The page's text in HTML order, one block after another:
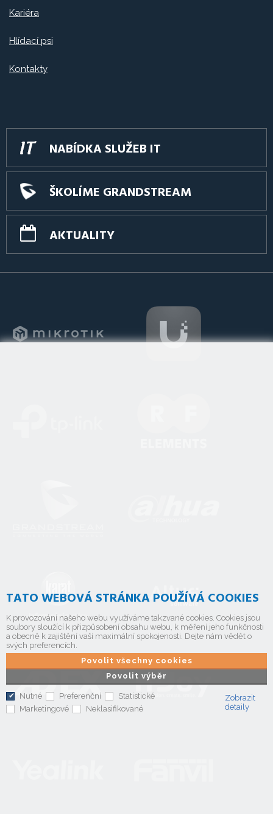
Kariéra
Hlídací psi
Kontakty
NABÍDKA SLUŽEB IT
ŠKOLÍME GRANDSTREAM
AKTUALITY
TATO WEBOVÁ STRÁNKA POUŽÍVÁ COOKIES
K provozování našeho webu využíváme takzvané cookies. Cookies jsou
soubory sloužící k přizpůsobení obsahu webu, k měření jeho funkčnosti
a obecně k zajištění vaší maximální spokojenosti. Dejte nám vědět o
svých preferencích.
Povolit výběr
Povolit všechny cookies
Nutné Preferenční
Statistické
Marketingové
Neklasifikované
Zobrazit
detaily